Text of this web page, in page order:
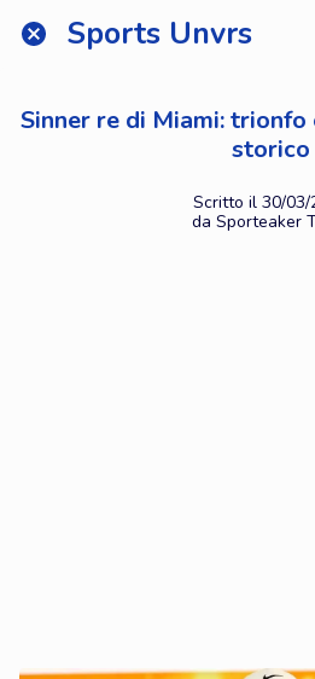
Sports Unvrs
Sinner re di Miami: trionfo
storico
Scritto il 30/03/
da Sporteaker